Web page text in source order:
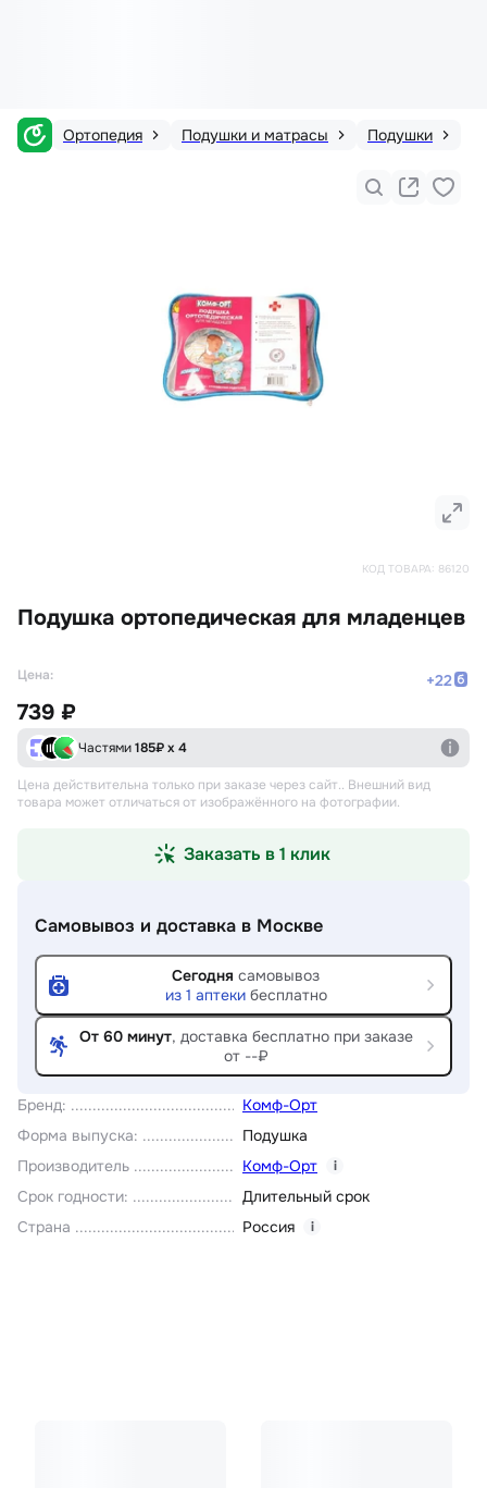
Ортопедия Подушки и матрасы Подушки
КОД ТОВАРА: 86120
Подушка ортопедическая для младенцев
Бренд:
Комф-Орт
Форма выпуска:
Подушка
Производитель
Комф-Орт i
Срок годности:
Длительный срок
Страна
Россия i
Цена: +22
739 ₽
Частями185₽ х 4
Цена действительна только при заказе через сайт.. Внешний вид
товара может отличаться от изображённого на фотографии.
Заказать в 1 клик
Самовывоз и доставка в Москве
Сегодня самовывоз
из 1 аптекибесплатно
От 60 минут, доставка бесплатно при заказе
от --₽